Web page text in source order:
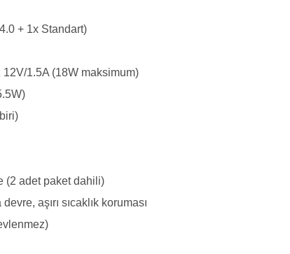
+ 1x Standart)
12V/1.5A (18W maksimum)
(2 adet paket dahili)
devre, aşırı sıcaklık koruması